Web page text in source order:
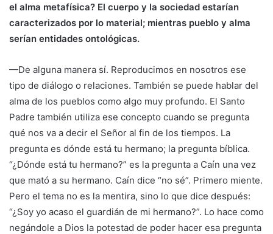
el alma metafísica? El cuerpo y la sociedad estarían
caracterizados por lo material; mientras pueblo y alma
serían entidades ontológicas.
—De alguna manera sí. Reproducimos en nosotros ese
tipo de diálogo o relaciones. También se puede hablar del
alma de los pueblos como algo muy profundo. El Santo
Padre también utiliza ese concepto cuando se pregunta
qué nos va a decir el Señor al fin de los tiempos. La
pregunta es dónde está tu hermano; la pregunta bíblica.
“¿Dónde está tu hermano?” es la pregunta a Caín una vez
que mató a su hermano. Caín dice “no sé”. Primero miente.
Pero el tema no es la mentira, sino lo que dice después:
“¿Soy yo acaso el guardián de mi hermano?”. Lo hace como
negándole a Dios la potestad de poder hacer esa pregunta